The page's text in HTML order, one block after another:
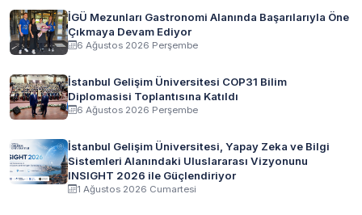
İGÜ Mezunları Gastronomi Alanında Başarılarıyla Öne
Çıkmaya Devam Ediyor
6 Ağustos 2026 Perşembe
İstanbul Gelişim Üniversitesi COP31 Bilim
Diplomasisi Toplantısına Katıldı
6 Ağustos 2026 Perşembe
İstanbul Gelişim Üniversitesi, Yapay Zeka ve Bilgi
Sistemleri Alanındaki Uluslararası Vizyonunu
INSIGHT 2026 ile Güçlendiriyor
1 Ağustos 2026 Cumartesi